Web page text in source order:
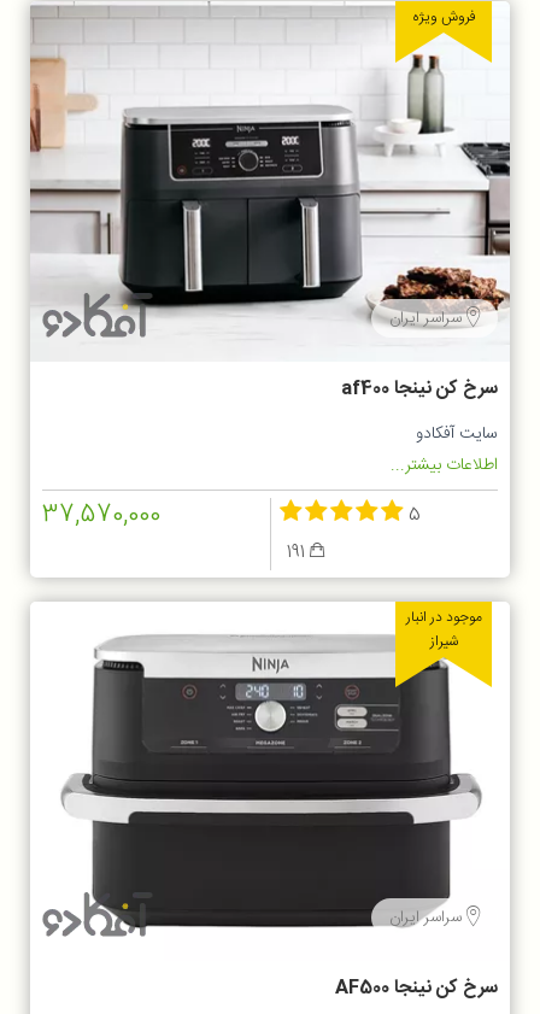
فروش ویژه
سراسر ایران
سرخ کن نینجا af400
سایت آفکادو
اطلاعات بیشتر...
5
191
37,570,000
موجود در انبار
شیراز
سراسر ایران
سرخ کن نینجا AF500